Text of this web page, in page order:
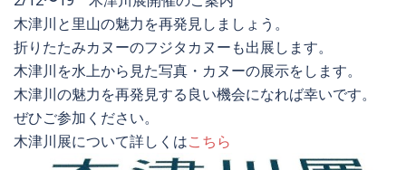
木津川と里山の魅力を再発見しましょう。
折りたたみカヌーのフジタカヌーも出展します。
木津川を水上から見た写真・カヌーの展示をします。
木津川の魅力を再発見する良い機会になれば幸いです。
ぜひご参加ください。
木津川展について詳しくはこちら